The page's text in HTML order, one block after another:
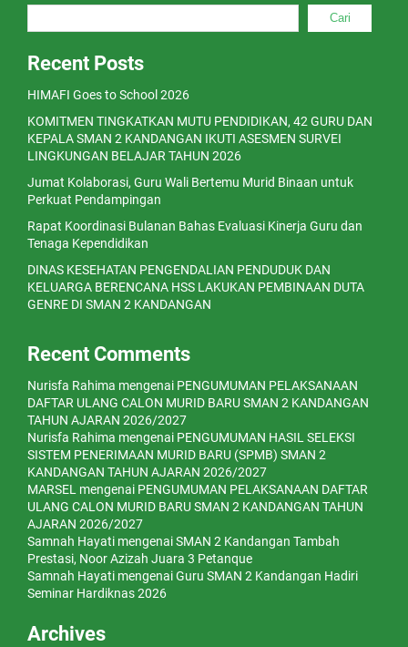
Cari
Recent Posts
HIMAFI Goes to School 2026
KOMITMEN TINGKATKAN MUTU PENDIDIKAN, 42 GURU DAN
KEPALA SMAN 2 KANDANGAN IKUTI ASESMEN SURVEI
LINGKUNGAN BELAJAR TAHUN 2026
Jumat Kolaborasi, Guru Wali Bertemu Murid Binaan untuk
Perkuat Pendampingan
Rapat Koordinasi Bulanan Bahas Evaluasi Kinerja Guru dan
Tenaga Kependidikan
DINAS KESEHATAN PENGENDALIAN PENDUDUK DAN
KELUARGA BERENCANA HSS LAKUKAN PEMBINAAN DUTA
GENRE DI SMAN 2 KANDANGAN
Recent Comments
Nurisfa Rahima mengenai PENGUMUMAN PELAKSANAAN
DAFTAR ULANG CALON MURID BARU SMAN 2 KANDANGAN
TAHUN AJARAN 2026/2027
Nurisfa Rahima mengenai PENGUMUMAN HASIL SELEKSI
SISTEM PENERIMAAN MURID BARU (SPMB) SMAN 2
KANDANGAN TAHUN AJARAN 2026/2027
MARSEL mengenai PENGUMUMAN PELAKSANAAN DAFTAR
ULANG CALON MURID BARU SMAN 2 KANDANGAN TAHUN
AJARAN 2026/2027
Samnah Hayati mengenaiSMAN 2 Kandangan Tambah
Prestasi, Noor Azizah Juara 3 Petanque
Samnah Hayati mengenaiGuru SMAN 2 Kandangan Hadiri
Seminar Hardiknas 2026
Archives